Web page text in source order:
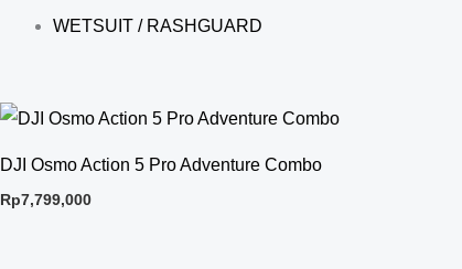
WETSUIT / RASHGUARD
DJI Osmo Action 5 Pro Adventure Combo
Rp7,799,000